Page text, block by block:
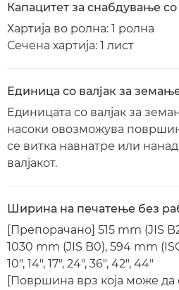
Капацитет за снабдување
Хартија во ролна: 1 ролна
Сечена хартија: 1 лист
Единица со валјак за
Единицата со валјак за
насоки овозможува
се витка навнатре или
валјакот.
Ширина на печатење без
[Препорачано] 515 mm (JIS
1030 mm (JIS B0), 594 mm
10", 14", 17", 24", 36", 42", 44"
[Површина врз која може да